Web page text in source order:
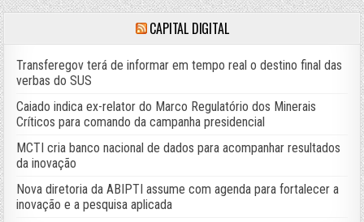
CAPITAL DIGITAL
Transferegov terá de informar em tempo real o destino final das
verbas do SUS
Caiado indica ex-relator do Marco Regulatório dos Minerais
Críticos para comando da campanha presidencial
MCTI cria banco nacional de dados para acompanhar resultados
da inovação
Nova diretoria da ABIPTI assume com agenda para fortalecer a
inovação e a pesquisa aplicada